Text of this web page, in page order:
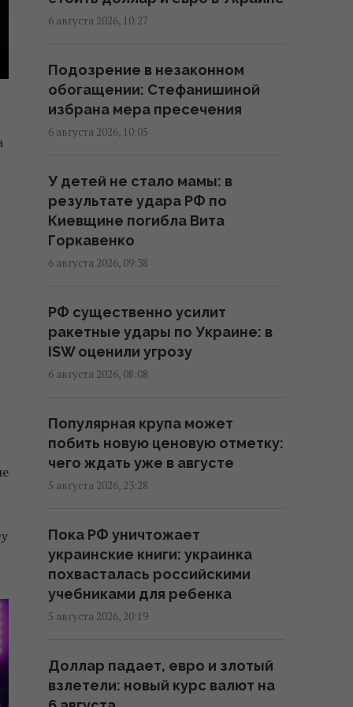
16:57 четверг, 06 августа 2026
прогнозируют сложности с
приватизацией крупных
государственных активов
15:58 четверг, 06 августа 2026
Когда у Украины появится
собственная баллистика:
Зеленский раскрыл сроки
15:45 четверг, 06 августа 2026
нанесет удар в следующий раз,
– СМИ
15:40 четверг, 06 августа 2026
за оборонным предприятием,
его задержали
15:34 четверг, 06 августа 2026
своим "Искандарам": эксперт
указал причину
15:22 четверг, 06 августа 2026
раненых – ребенок
15:09 четверг, 06 августа 2026
6 августа 2026, 10:27
Подозрение в незаконном
обогащении: Стефанишиной
избрана мера пресечения
6 августа 2026, 10:05
У детей не стало мамы: в
результате удара РФ по
Киевщине погибла Вита
Горкавенко
6 августа 2026, 09:38
РФ существенно усилит
ракетные удары по Украине: в
ISW оценили угрозу
6 августа 2026, 08:08
Популярная крупа может
побить новую ценовую отметку:
чего ждать уже в августе
5 августа 2026, 23:28
Пока РФ уничтожает
украинские книги: украинка
похвасталась российскими
учебниками для ребенка
5 августа 2026, 20:19
Доллар падает, евро и злотый
взлетели: новый курс валют на